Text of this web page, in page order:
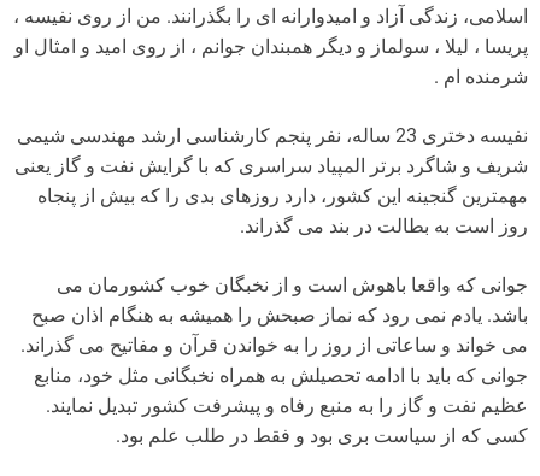
اسلامی، زندگی آزاد و امیدوارانه ای را بگذرانند. من از روی نفیسه ،
پریسا ، لیلا ، سولماز و دیگر همبندان جوانم ، از روی امید و امثال او
شرمنده ام .
نفیسه دختری 23 ساله، نفر پنجم کارشناسی ارشد مهندسی شیمی
شریف و شاگرد برتر المپیاد سراسری که با گرایش نفت و گاز یعنی
مهمترین گنجینه این کشور، دارد روزهای بدی را که بیش از پنجاه
روز است به بطالت در بند می گذراند.
جوانی که واقعا باهوش است و از نخبگان خوب کشورمان می
باشد. یادم نمی رود که نماز صبحش را همیشه به هنگام اذان صبح
می خواند و ساعاتی از روز را به خواندن قرآن و مفاتیح می گذراند.
جوانی که باید با ادامه تحصیلش به همراه نخبگانی مثل خود، منابع
عظیم نفت و گاز را به منبع رفاه و پیشرفت کشور تبدیل نمایند.
کسی که از سیاست بری بود و فقط در طلب علم بود.